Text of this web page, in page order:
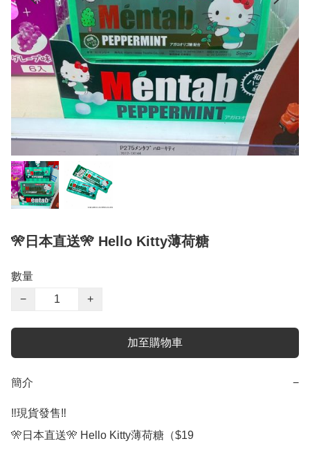
🎌日本直送🎌 Hello Kitty薄荷糖
數量
−
+
加至購物車
簡介 −
‼️現貨發售‼️
🎌日本直送🎌 Hello Kitty薄荷糖（$19